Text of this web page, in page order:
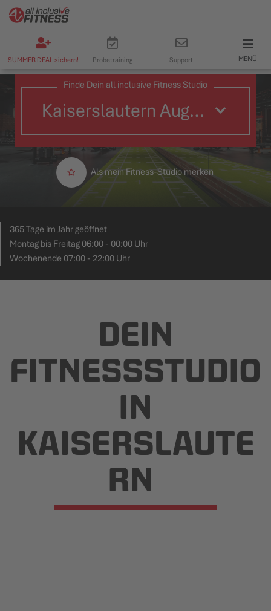
SUMMER DEAL sichern! Probetraining Support MENÜ
Finde Dein all inclusive Fitness Studio
Als mein Fitness-Studio merken
365 Tage im Jahr geöffnet
Montag bis Freitag 06:00 - 00:00 Uhr
Wochenende 07:00 - 22:00 Uhr
DEIN
FITNESSSTUDIO
IN
KAISERSLAUTE
RN